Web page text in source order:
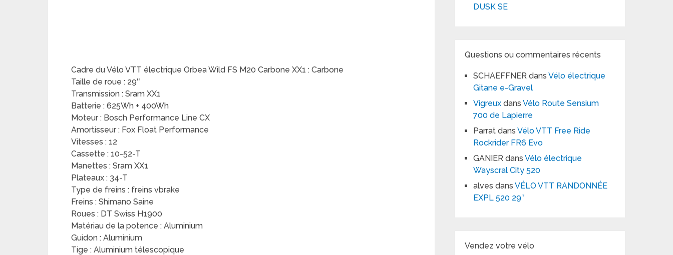
Cadre du Vélo VTT électrique Orbea Wild FS M20 Carbone XX1 : Carbone
Taille de roue : 29″
Transmission : Sram XX1
Batterie : 625Wh + 400Wh
Moteur : Bosch Performance Line CX
Amortisseur : Fox Float Performance
Vitesses : 12
Cassette : 10-52-T
Manettes : Sram XX1
Plateaux : 34-T
Type de freins : freins vbrake
Freins : Shimano Saine
Roues : DT Swiss H1900
Matériau de la potence : Aluminium
Guidon : Aluminium
Tige : Aluminium télescopique
DUSK SE
Questions ou commentaires récents
SCHAEFFNER dansVélo électrique
Gitane e-Gravel
Vigreux dansVélo Route Sensium
700 de Lapierre
Parrat dansVélo VTT Free Ride
Rockrider FR6 Evo
GANIER dansVélo électrique
Wayscral City 520
alves dansVÉLO VTT RANDONNÉE
EXPL 520 29″
Vendez votre vélo